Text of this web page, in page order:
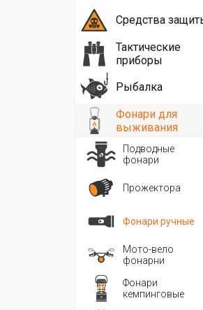
Средства
Тактические
приборы
Рыбалка
Фонари для
выживания
Подводные
фонари
Прожектора
Фонари ручные
Мото-вело
фонарни
Фонари
кемпинговые